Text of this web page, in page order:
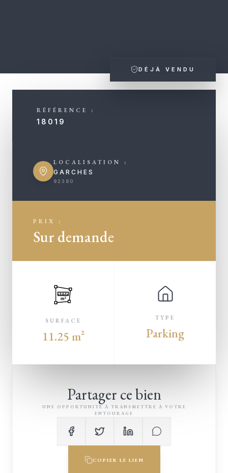
DÉJÀ VENDU
RÉFÉRENCE :
18019
LOCALISATION :
GARCHES
92380
PRIX :
Sur demande
m²
SURFACE
11.25 m²
TYPE
Parking
Partager ce bien
UNE OPPORTUNITÉ À TRANSMETTRE À VOTRE
ENTOURAGE
COPIER LE LIEN